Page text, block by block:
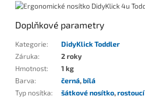
Doplňkové parametry
Kategorie:
DidyKlick Toddler
Záruka:
2 roky
Hmotnost:
1 kg
Barva: černá,bílá
Typ nosítka: šátkové nosítko,